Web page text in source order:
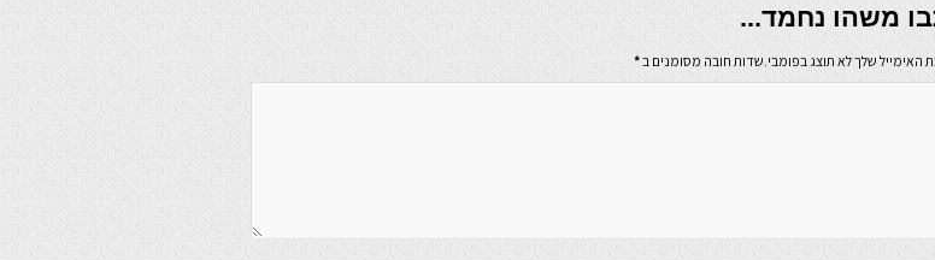
משהו נחמד...
האימייל שלך לא תוצג בפומבי.שדות חובה מסומנים ב*